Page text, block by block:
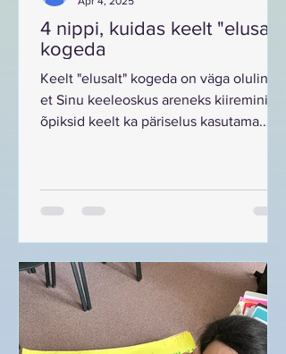
4 nippi, kuidas keelt "elusalt"
kogeda
Keelt "elusalt" kogeda on väga oluline,
et Sinu keeleoskus areneks kiiremini ja
õpiksid keelt ka päriselus kasutama.